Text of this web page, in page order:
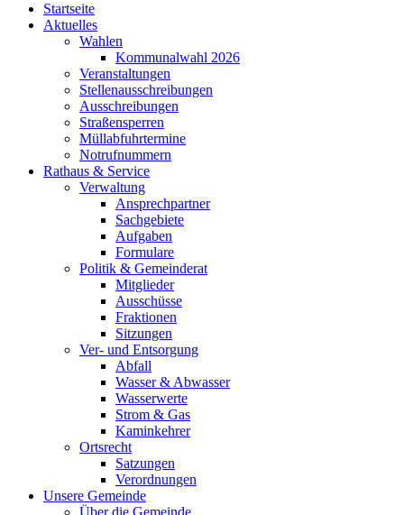
Startseite
Aktuelles
Wahlen
Kommunalwahl 2026
Veranstaltungen
Stellenausschreibungen
Ausschreibungen
Straßensperren
Müllabfuhrtermine
Notrufnummern
Rathaus & Service
Verwaltung
Ansprechpartner
Sachgebiete
Aufgaben
Formulare
Politik & Gemeinderat
Mitglieder
Ausschüsse
Fraktionen
Sitzungen
Ver- und Entsorgung
Abfall
Wasser & Abwasser
Wasserwerte
Strom & Gas
Kaminkehrer
Ortsrecht
Satzungen
Verordnungen
Unsere Gemeinde
Über die Gemeinde